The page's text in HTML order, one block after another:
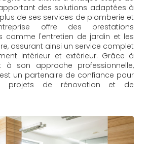
des solutions adaptées à
de ses services de plomberie et
offre des prestations
comme l'entretien de jardin et les
assurant ainsi un service complet
intérieur et extérieur. Grâce à
à son approche professionnelle,
est un partenaire de confiance pour
projets de rénovation et de